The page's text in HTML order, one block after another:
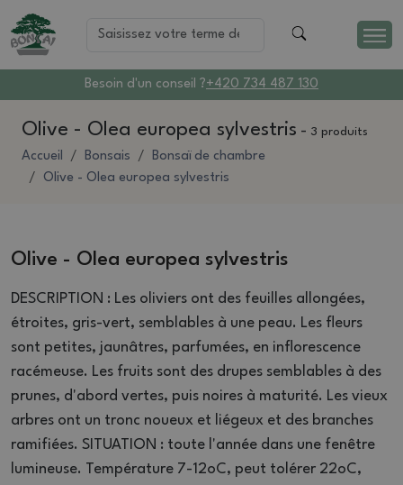
Besoin d'un conseil ?+420 734 487 130
Olive - Olea europea sylvestris - 3 produits
Accueil Bonsais
Bonsaï de chambre
Olive - Olea europea sylvestris
Olive - Olea europea sylvestris
DESCRIPTION : Les oliviers ont des feuilles allongées,
étroites, gris-vert, semblables à une peau. Les fleurs
sont petites, jaunâtres, parfumées, en inflorescence
racémeuse. Les fruits sont des drupes semblables à des
prunes, d'abord vertes, puis noires à maturité. Les vieux
arbres ont un tronc noueux et liégeux et des branches
ramifiées. SITUATION : toute l'année dans une fenêtre
lumineuse. Température 7-12oC, peut tolérer 22oC,